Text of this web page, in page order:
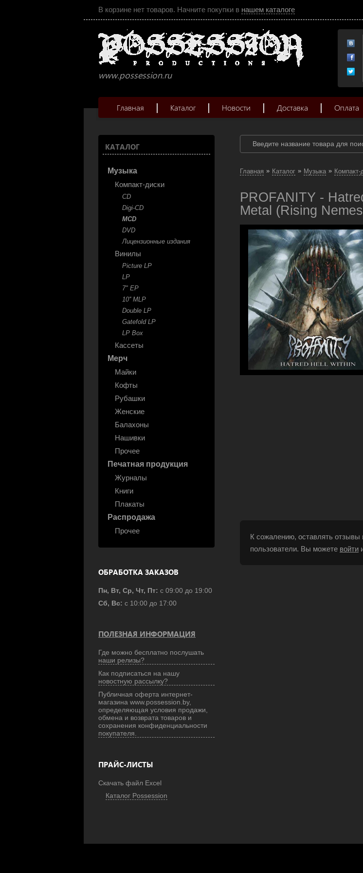
В корзине нет товаров. Начните покупки в нашем каталоге
www.possession.ru
Главная Каталог Новости Доставка Оплата
КАТАЛОГ
Музыка
Компакт-диски
CD
Digi-CD
MCD
DVD
Лицензионные издания
Винилы
Picture LP
LP
7" EP
10'' MLP
Double LP
Gatefold LP
LP Box
Кассеты
Мерч
Майки
Кофты
Рубашки
Женские
Балахоны
Нашивки
Прочее
Печатная продукция
Журналы
Книги
Плакаты
Распродажа
Прочее
ОБРАБОТКА ЗАКАЗОВ
Пн, Вт, Ср, Чт, Пт: с 09:00 до 19:00
Сб, Вс: с 10:00 до 17:00
ПОЛЕЗНАЯ ИНФОРМАЦИЯ
Где можно бесплатно послушать
наши релизы?
Как подписаться на нашу
новостную рассылку?
Публичная оферта интернет-
магазина www.possession.by,
определяющая условия продажи,
обмена и возврата товаров и
сохранения конфиденциальности
покупателя.
ПРАЙС-ЛИСТЫ
Скачать файл Excel
Каталог Possession
Главная » Каталог » Музыка » Компакт-
PROFANITY -
Metal (Rising
К сожалению, оставлять отзывы
пользователи. Вы можете войти